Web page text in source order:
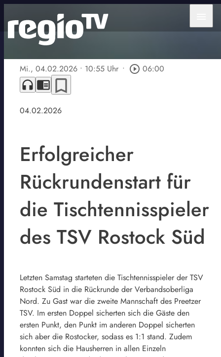
Mi., 04.02.2026 • 10:55 Uhr • play_circle_outline 06:00
headphones chrome_reader_mode bookmark_border
04.02.2026
Erfolgreicher
Rückrundenstart für
die Tischtennisspieler
des TSV Rostock Süd
Letzten Samstag starteten die Tischtennisspieler der TSV
Rostock Süd in die Rückrunde der Verbandsoberliga
Nord. Zu Gast war die zweite Mannschaft des Preetzer
TSV. Im ersten Doppel sicherten sich die Gäste den
ersten Punkt, den Punkt im anderen Doppel sicherten
sich aber die Rostocker, sodass es 1:1 stand. Zudem
konnten sich die Hausherren in allen Einzeln